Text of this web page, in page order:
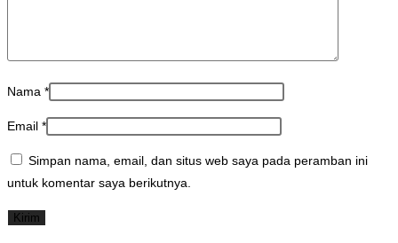
Nama *
Email *
Simpan nama, email, dan situs web saya pada peramban ini
untuk komentar saya berikutnya.